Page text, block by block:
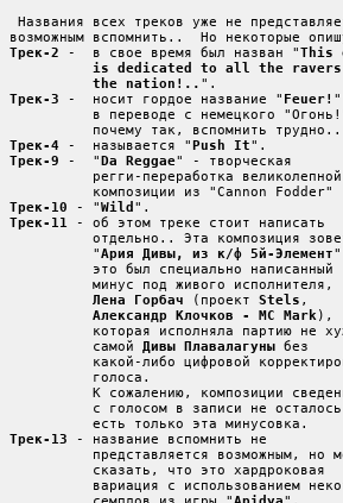
Названия всех треков уже не
Трек-2 -  в свое время был назван "This
is dedicated to all the
          the nation!..
Трек-3 -  носит гордое название " Feuer!
в переводе с немецкого
Трек-4 -  называется "Push It
Трек-9 -  "Da Reggae" - творческая
          регги-переработка великолепной
Трек-10 - "Wild
Трек-11 - об этом треке стоит написать
отдельно.. Эта композиция
          "
Ария Дивы, из к/ф 5й-Элемент
          минус под живого исполнителя,
Лена Горбач (проект Stels ,
Александр Клочков - MC Mark),
которая исполняла партию не
          самой
Дивы Плавалагуны без
какой-либо цифровой
          голоса.
с голосом в записи не
Трек-13 - название вспомнить не
представляется возможным, но
          сказать, что это хардроковая